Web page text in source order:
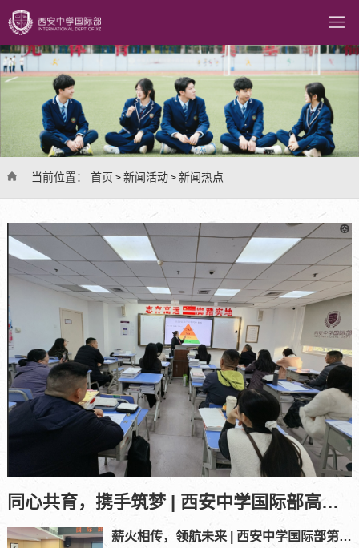
当前位置： 首页 > 新闻活动> 新闻热点
同心共育，携手筑梦 | 西安中学国际部高一、高二年级期中家长会回顾
薪火相传，领航未来 | 西安中学国际部第十三届学生会竞选大会圆满落幕